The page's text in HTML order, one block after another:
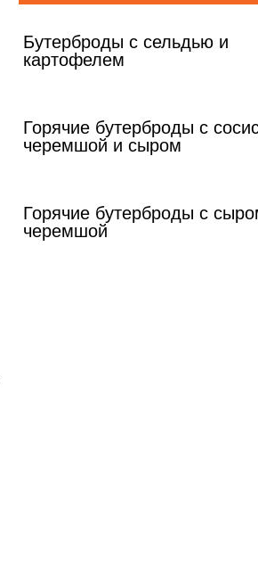
Бутерброды с сельдью и
картофелем
Горячие бутерброды с
черемшой и сыром
Горячие бутерброды с
черемшой